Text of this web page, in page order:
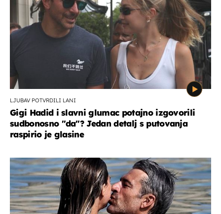
LJUBAV POTVRDILI LANI
Gigi Hadid i slavni glumac potajno izgovorili
sudbonosno "da"? Jedan detalj s putovanja
raspirio je glasine